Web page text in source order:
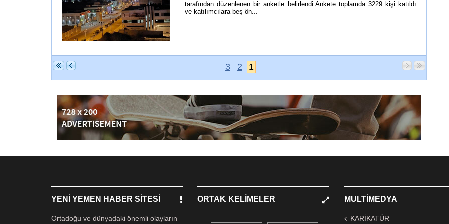
tarafından düzenlenen bir anketle belirlendi.Ankete toplamda 3229 kişi katıldı
ve katılımcılara beş ön...
3 2 1
YENI YEMEN HABER SITESI
Ortadoğu ve dünyadaki önemli olayların
ORTAK KELIMELER MULTIMEDYA
KARİKATÜR